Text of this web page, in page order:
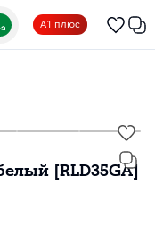
А1 плюс
[RLD35GA]